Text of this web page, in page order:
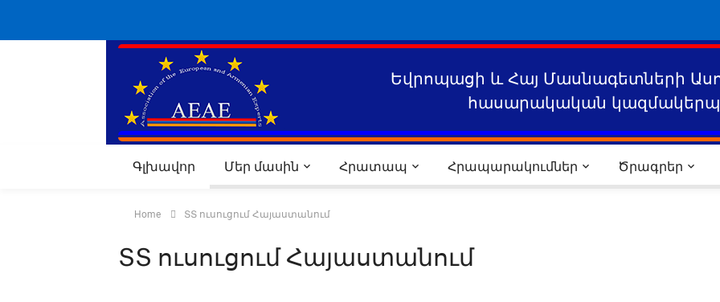
Եվրոպացի և Հայ Մասնագետների
հասարակական
Գլխավոր Մեր մասին Հրատապ Հրապարակումներ Ծրագրեր
Home ՏՏ ուսուցում Հայաստանում
ՏՏ ուսուցում Հայաստանում